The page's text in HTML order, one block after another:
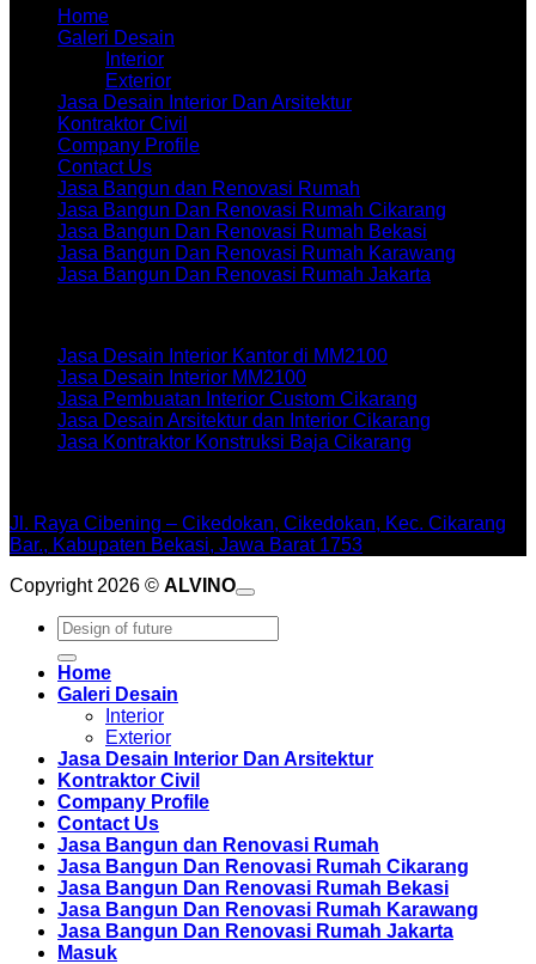
Home
Galeri Desain
Interior
Exterior
Jasa Desain Interior Dan Arsitektur
Kontraktor Civil
Company Profile
Contact Us
Jasa Bangun dan Renovasi Rumah
Jasa Bangun Dan Renovasi Rumah Cikarang
Jasa Bangun Dan Renovasi Rumah Bekasi
Jasa Bangun Dan Renovasi Rumah Karawang
Jasa Bangun Dan Renovasi Rumah Jakarta
Jasa Desain Interior Kantor di MM2100
Jasa Desain Interior MM2100
Jasa Pembuatan Interior Custom Cikarang
Jasa Desain Arsitektur dan Interior Cikarang
Jasa Kontraktor Konstruksi Baja Cikarang
Jl. Raya Cibening – Cikedokan, Cikedokan, Kec. Cikarang
Bar., Kabupaten Bekasi, Jawa Barat 1753
Copyright 2026 © ALVINO
Pencarian
untuk:
Home
Galeri Desain
Interior
Exterior
Jasa Desain Interior Dan Arsitektur
Kontraktor Civil
Company Profile
Contact Us
Jasa Bangun dan Renovasi Rumah
Jasa Bangun Dan Renovasi Rumah Cikarang
Jasa Bangun Dan Renovasi Rumah Bekasi
Jasa Bangun Dan Renovasi Rumah Karawang
Jasa Bangun Dan Renovasi Rumah Jakarta
Masuk